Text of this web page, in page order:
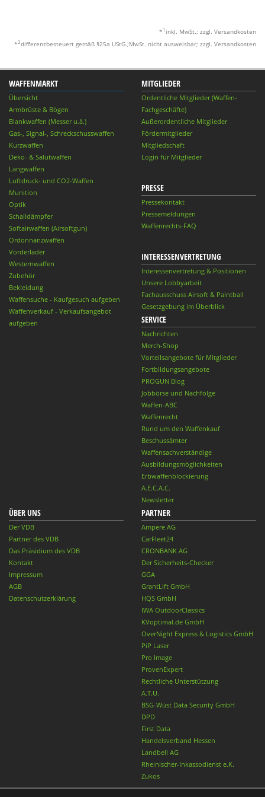
* 1 inkl. MwSt.; zzgl. Versandkosten
*2differenzbesteuert gemäß §25a UStG.;MwSt. nicht ausweisbar; zzgl. Versandkosten
WAFFENMARKT
Übersicht
Armbrüste & Bögen
Blankwaffen (Messer u.ä.)
Gas-, Signal-, Schreckschusswaffen
Kurzwaffen
Deko- & Salutwaffen
Langwaffen
Luftdruck- und CO2-Waffen
Munition
Optik
Schalldämpfer
Softairwaffen (Airsoftgun)
Ordonnanzwaffen
Vorderlader
Westernwaffen
Zubehör
Bekleidung
Waffensuche - Kaufgesuch aufgeben
Waffenverkauf - Verkaufsangebot
aufgeben
MITGLIEDER
Ordentliche Mitglieder (Waffen-
Fachgeschäfte)
Außerordentliche Mitglieder
Fördermitglieder
Mitgliedschaft
Login für Mitglieder
PRESSE
Pressekontakt
Pressemeldungen
Waffenrechts-FAQ
INTERESSENVERTRETUNG
Interessenvertretung & Positionen
Unsere Lobbyarbeit
Fachausschuss Airsoft & Paintball
Gesetzgebung im Überblick
SERVICE
Nachrichten
Merch-Shop
Vorteilsangebote für Mitglieder
Fortbildungsangebote
PROGUN Blog
Jobbörse und Nachfolge
Waffen-ABC
Waffenrecht
Rund um den Waffenkauf
Beschussämter
Waffensachverständige
Ausbildungsmöglichkeiten
Erbwaffenblockierung
A.E.C.A.C.
Newsletter
ÜBER UNS
Der VDB
Partner des VDB
Das Präsidium des VDB
Kontakt
Impressum
AGB
Datenschutzerklärung
PARTNER
Ampere AG
CarFleet24
CRONBANK AG
Der Sicherheits-Checker
GGA
GrantLift GmbH
HQS GmbH
IWA OutdoorClassics
KVoptimal.de GmbH
OverNight Express & Logistics GmbH
PiP Laser
Pro Image
ProvenExpert
Rechtliche Unterstützung
A.T.U.
BSG-Wüst Data Security GmbH
DPD
First Data
Handelsverband Hessen
Landbell AG
Rheinischer-Inkassodienst e.K.
Zukos